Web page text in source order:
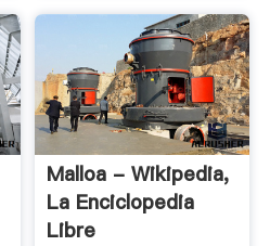
Malloa - Wikipedia,
La Enciclopedia
Libre